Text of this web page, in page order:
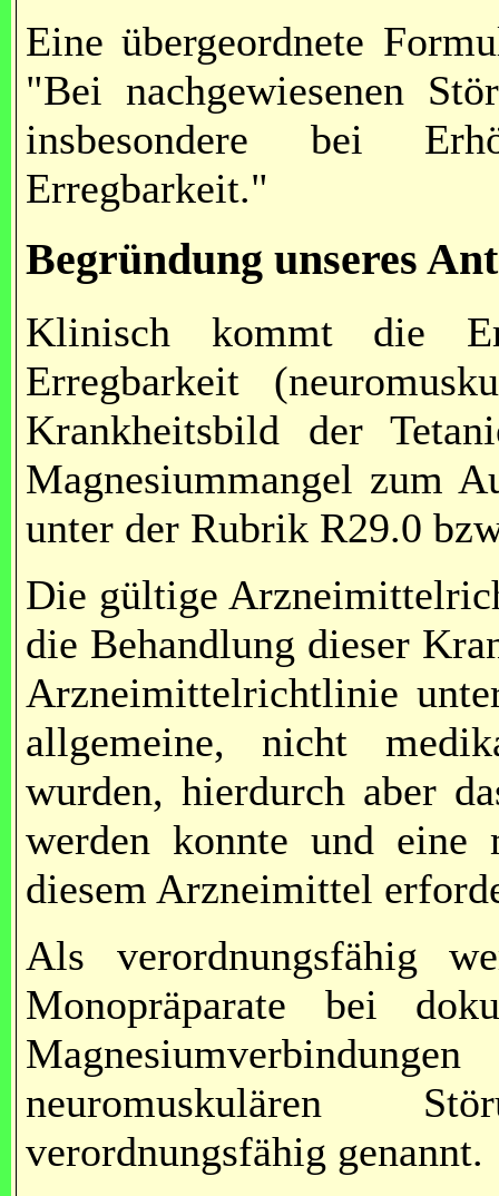
Eine übergeordnete
"Bei nachgewiesenen
insbesondere bei
Erregbarkeit."
Begründung unseres
Klinisch kommt die
Erregbarkeit
Krankheitsbild der
Magnesiummangel zum
unter der Rubrik R29.0
Die gültige
die Behandlung dieser
Arzneimittelrichtlinie
allgemeine, nicht
wurden, hierdurch aber
werden konnte und eine
diesem Arzneimittel
Als verordnungsfähig
Monopräparate bei
neuromuskulären
verordnungsfähig genannt.